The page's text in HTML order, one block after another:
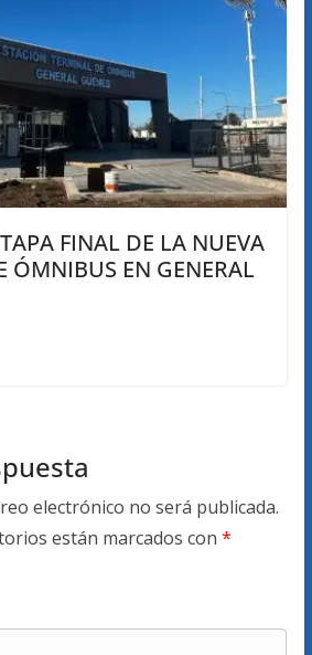
FINAL DE LA NUEVA
ÓMNIBUS EN GENERAL
electrónico no será publicada.
están marcados con *